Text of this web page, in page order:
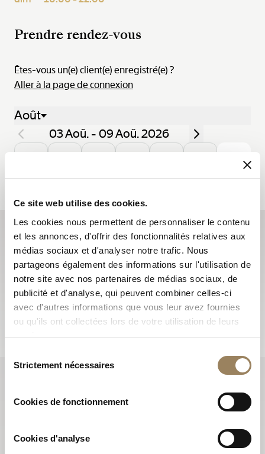
Ce site web utilise des cookies.
Les cookies nous permettent de personnaliser le contenu
et les annonces, d'offrir des fonctionnalités relatives aux
médias sociaux et d'analyser notre trafic. Nous
partageons également des informations sur l'utilisation de
notre site avec nos partenaires de médias sociaux, de
publicité et d'analyse, qui peuvent combiner celles-ci
avec d'autres informations que vous leur avez fournies
ou qu'ils ont collectées lors de votre utilisation de leurs
services.
duStrictement nécessaires
Cookies de fonctionnement
Cookies d'analyse
Prendre rendez-vous
Êtes-vous un(e) client(e) enregistré(e) ?
Aller à la page de connexion
Août
03 Aoû. - 09 Aoû. 2026
S'abonner à la newsletter
Les newsletters Breguet vous font découvrir les
actualités qui font vivre la Maison tout au long de l’année
et vous informent sur toutes les nouveautés.
S'abonner